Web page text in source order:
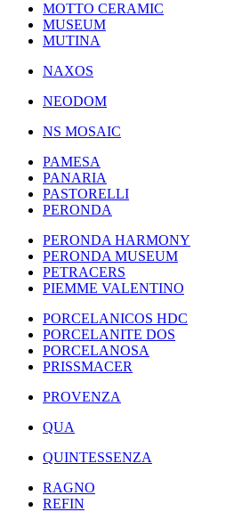
MOTTO CERAMIC
MUSEUM
MUTINA
NAXOS
NEODOM
NS MOSAIC
PAMESA
PANARIA
PASTORELLI
PERONDA
PERONDA HARMONY
PERONDA MUSEUM
PETRACERS
PIEMME VALENTINO
PORCELANICOS HDC
PORCELANITE DOS
PORCELANOSA
PRISSMACER
PROVENZA
QUA
QUINTESSENZA
RAGNO
REFIN